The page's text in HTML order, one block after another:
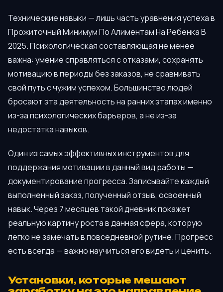
Технические навыки — лишь часть уравнения успеха в
Прожиточный Минимум По Алиментам На Ребенка В
2025. Психологическая составляющая не менее
важна: умение справляться с отказами, сохранять
мотивацию в периоды без заказов, не сравнивать
свой путь с чужим успехом. Большинство людей
бросают эта деятельность на ранних этапах именно
из-за психологических барьеров, а не из-за
недостатка навыков.
Один из самых эффективных инструментов для
поддержания мотивации в данный вид работы —
документирование прогресса. Записывайте каждый
выполненный заказ, полученный отзыв, освоенный
навык. Через 7 месяцев такой дневник покажет
реальную картину роста в данная сфера, которую
легко не замечать в повседневной рутине. Прогресс
есть всегда — важно научиться его видеть и ценить.
Установки, которые мешают